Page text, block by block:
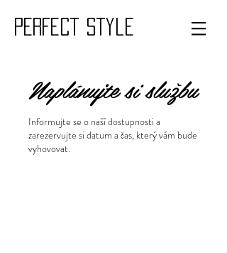
PERFECT style
Naplánujte si službu
Informujte se o naší dostupnosti a
zarezervujte si datum a čas, který vám bude
vyhovovat.